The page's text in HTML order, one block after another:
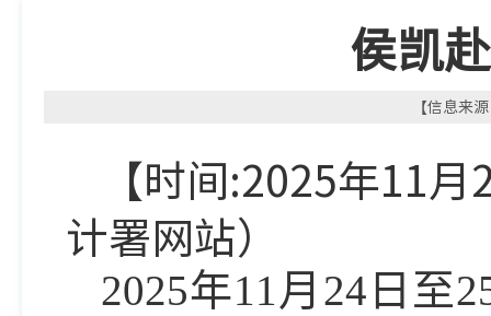
侯凯
【信息来
【时间:2025年11
计署网站）
2025年11月24日至